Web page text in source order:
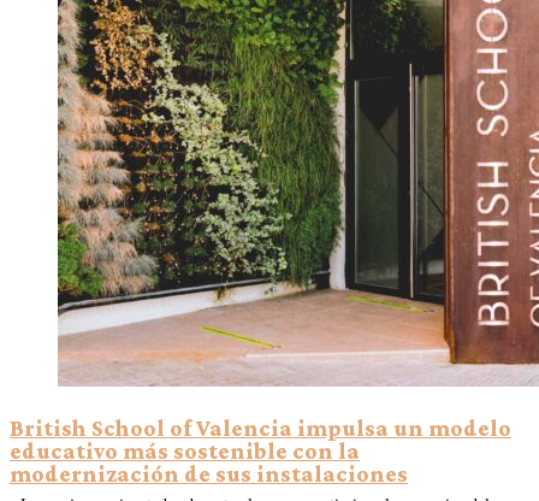
British School of Valencia impulsa un modelo
educativo más sostenible con la
modernización de sus instalaciones